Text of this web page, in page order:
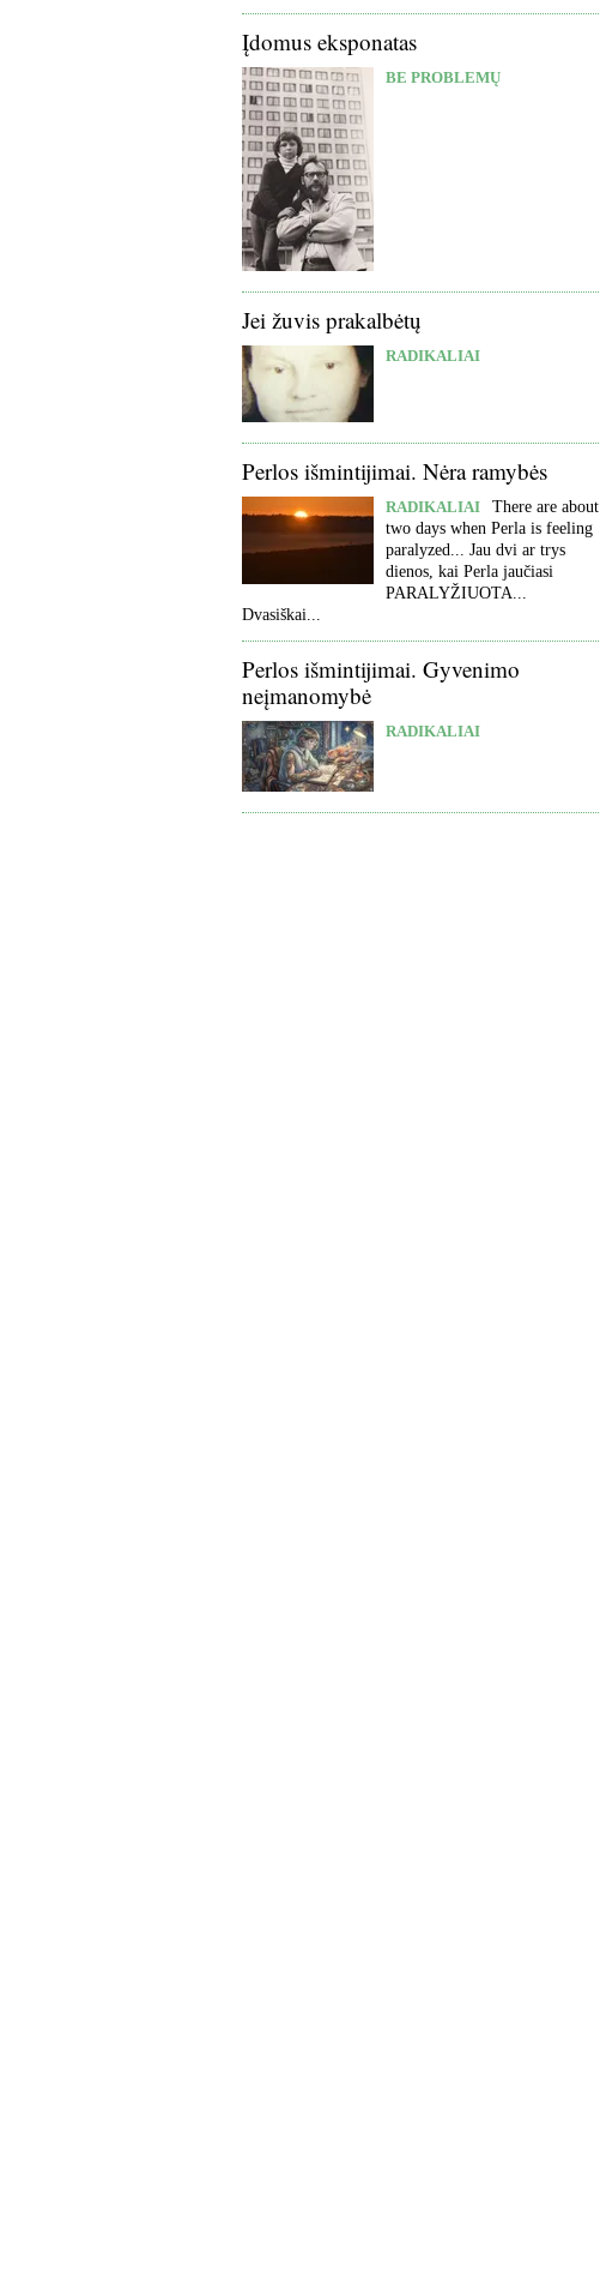
Įdomus eksponatas
BE PROBLEMŲ
Jei žuvis prakalbėtų
RADIKALIAI
Perlos išmintijimai. Nėra ramybės
RADIKALIAI
There are about
two days when Perla is feeling
paralyzed... Jau dvi ar trys
dienos, kai Perla jaučiasi
PARALYŽIUOTA...
Dvasiškai...
Perlos išmintijimai. Gyvenimo
neįmanomybė
RADIKALIAI